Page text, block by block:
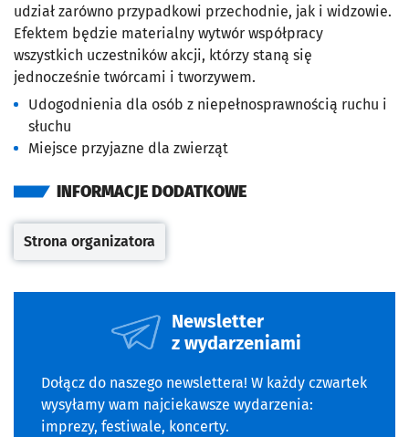
udział zarówno przypadkowi przechodnie, jak i widzowie.
Efektem będzie materialny wytwór współpracy
wszystkich uczestników akcji, którzy staną się
jednocześnie twórcami i tworzywem.
Udogodnienia dla osób z niepełnosprawnością ruchu i
słuchu
Miejsce przyjazne dla zwierząt
INFORMACJE DODATKOWE
Otwiera się w nowej karcie
Strona organizatora
Newsletter
z wydarzeniami
Dołącz do naszego newslettera! W każdy czwartek
wysyłamy wam najciekawsze wydarzenia:
imprezy, festiwale, koncerty.